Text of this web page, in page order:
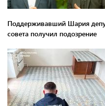
Поддерживавший Шария
совета получил подозрение